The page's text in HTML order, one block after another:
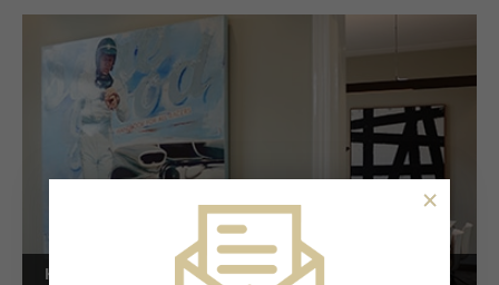
Kunstuitleen voor bedrijven
×